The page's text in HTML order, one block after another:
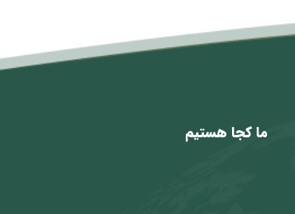
ما کجا هستیم